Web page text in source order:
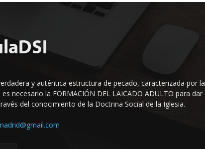
y auténtica estructura de pecado, caracterizada por la
necesario la FORMACIÓN DEL LAICADO ADULTO para dar
del conocimiento de la Doctrina Social de la Iglesia.